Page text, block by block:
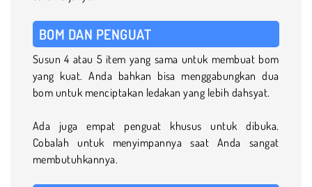
BOM DAN PENGUAT
Susun 4 atau 5 item yang sama untuk membuat bom
yang kuat. Anda bahkan bisa menggabungkan dua
bom untuk menciptakan ledakan yang lebih dahsyat.
Ada juga empat penguat khusus untuk dibuka.
Cobalah untuk menyimpannya saat Anda sangat
membutuhkannya.